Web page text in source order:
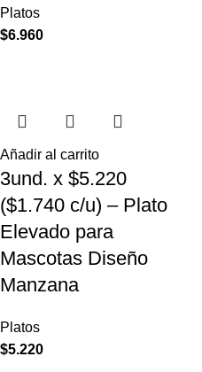
Platos
$6.960
Añadir al carrito
3und. x $5.220
($1.740 c/u) – Plato
Elevado para
Mascotas Diseño
Manzana
Platos
$5.220